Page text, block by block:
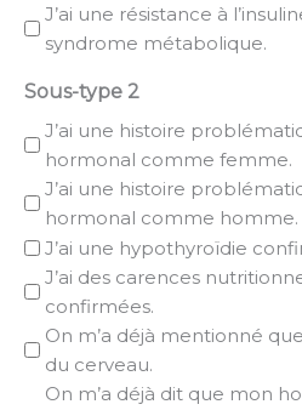
J’ai une résistance à
syndrome métabolique.
Sous-type 2
J’ai une histoire
hormonal comme femme.
J’ai une histoire
hormonal comme homme.
J’ai une hypothyroïdie
J’ai des carences
confirmées.
On m’a déjà mentionné
du cerveau.
On m’a déjà dit que mon